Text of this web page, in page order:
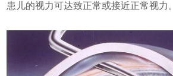
患儿的视力可达致正常或接近正常视力。